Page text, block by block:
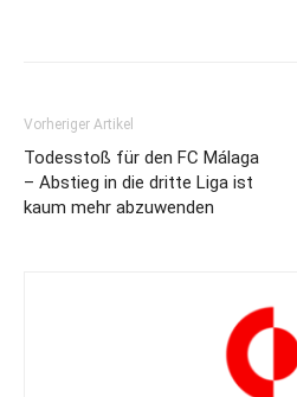
Vorheriger Artikel
Todesstoß für den FC Málaga
– Abstieg in die dritte Liga ist
kaum mehr abzuwenden